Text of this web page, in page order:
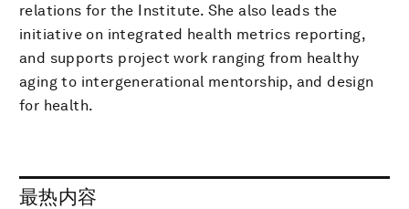
relations for the Institute. She also leads the
initiative on integrated health metrics reporting,
and supports project work ranging from healthy
aging to intergenerational mentorship, and design
for health.
最热内容